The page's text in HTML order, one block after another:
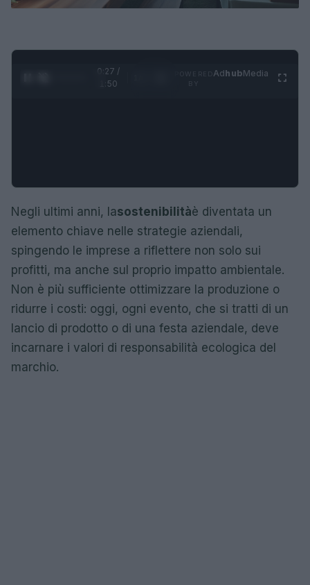
0:28 /
1:50
AdhubMedia
Negli ultimi anni, lasostenibilitàè diventata un
elemento chiave nelle strategie aziendali,
spingendo le imprese a riflettere non solo sui
profitti, ma anche sul proprio impatto ambientale.
Non è più sufficiente ottimizzare la produzione o
ridurre i costi: oggi, ogni evento, che si tratti di un
lancio di prodotto o di una festa aziendale, deve
incarnare i valori di responsabilità ecologica del
marchio.